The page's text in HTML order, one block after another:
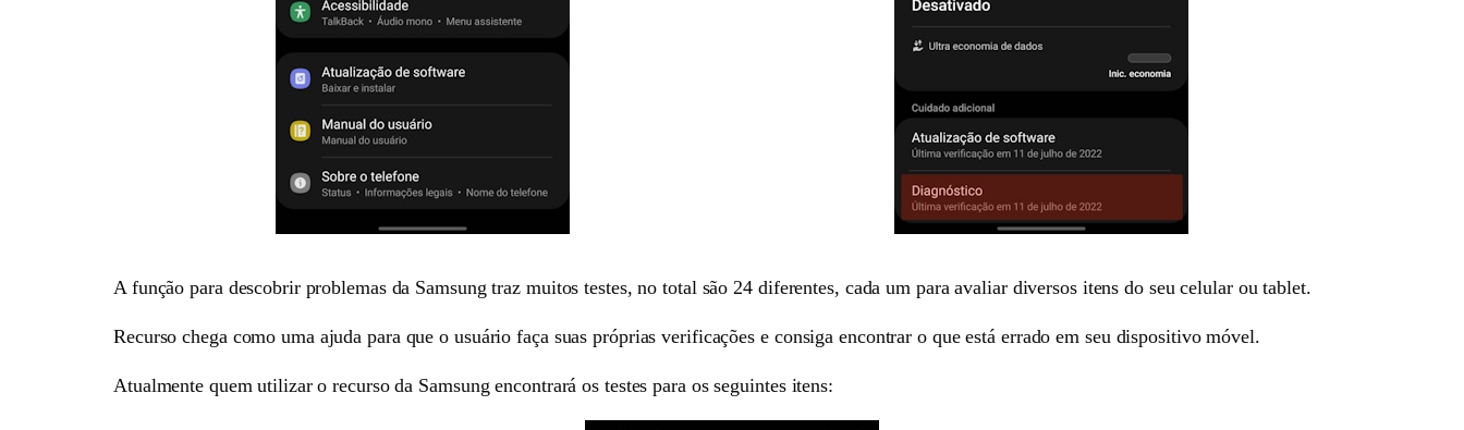
A função para descobrir problemas da Samsung traz muitos testes, no total são 24 diferentes, cada um para avaliar diversos itens do seu celular ou tablet.
Recurso chega como uma ajuda para que o usuário faça suas próprias verificações e consiga encontrar o que está errado em seu dispositivo móvel.
Atualmente quem utilizar o recurso da Samsung encontrará os testes para os seguintes itens: